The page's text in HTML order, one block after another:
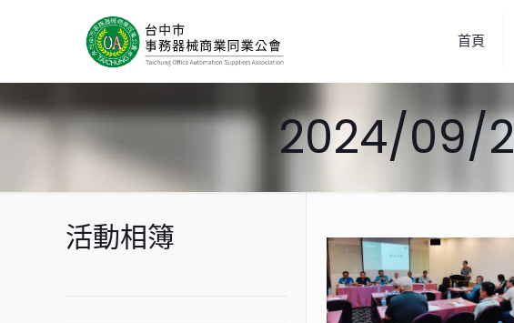
首頁
2024/09/
活動相簿